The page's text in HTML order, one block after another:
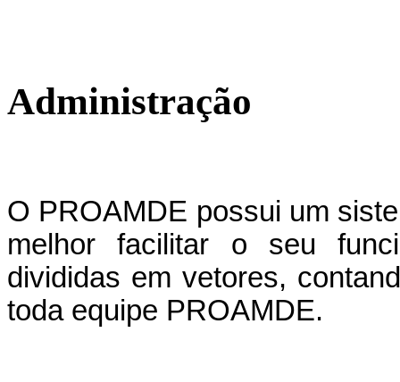
Administração
O PROAMDE possui um
melhor facilitar o seu
divididas em vetores,
toda equipe PROAMDE.